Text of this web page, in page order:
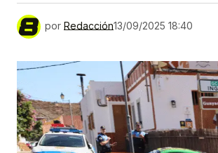
por Redacción13/09/2025 18:40